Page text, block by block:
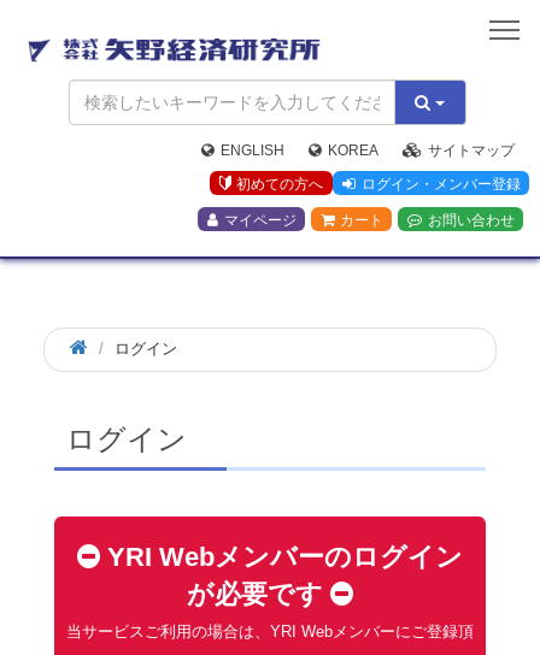
矢
野
経
済
研
究
所
ENGLISH KOREA
サイトマップ
初めての方へ
ログイン・メンバー登録
マイページ カート お問い合わせ
ログイン
ログイン
YRI Webメンバーのログイン
が必要です
当サービスご利用の場合は、YRI Webメンバーにご登録頂